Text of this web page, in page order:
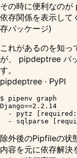
その時に便利なのが
依存関係を表示して
存パッケージ)
これがあるのを知
が、 pipdeptree パ
す。
pipdeptree · PyPI
$ pipenv graph
Django==2.2.14
- pytz
除外後のPipfileの状
内容を元に依存解決